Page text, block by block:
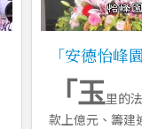
「安德怡峰
「玉里的
款上億元、籌建